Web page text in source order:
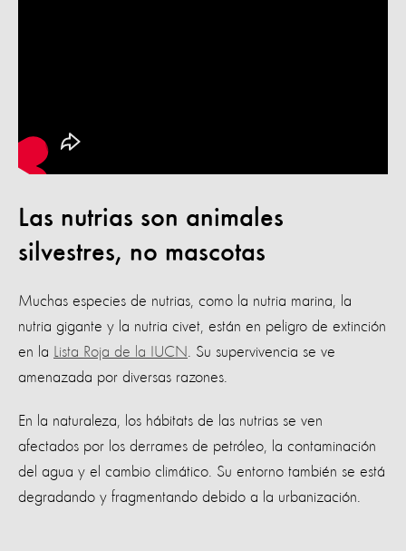
Las nutrias son animales
silvestres, no mascotas
Muchas especies de nutrias, como la nutria marina, la
nutria gigante y la nutria civet, están en peligro de extinción
en la Lista Roja de la IUCN. Su supervivencia se ve
amenazada por diversas razones.
En la naturaleza, los hábitats de las nutrias se ven
afectados por los derrames de petróleo, la contaminación
del agua y el cambio climático. Su entorno también se está
degradando y fragmentando debido a la urbanización.